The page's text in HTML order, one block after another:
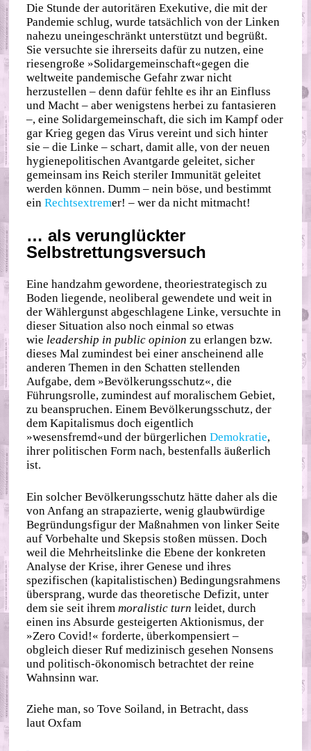
Die Stunde der autoritären Exekutive, die mit der
Pandemie schlug, wurde tatsächlich von der Linken
nahezu uneingeschränkt unterstützt und begrüßt.
Sie versuchte sie ihrerseits dafür zu nutzen, eine
riesengroße »Solidargemeinschaft«gegen die
weltweite pandemische Gefahr zwar nicht
herzustellen – denn dafür fehlte es ihr an Einfluss
und Macht – aber wenigstens herbei zu fantasieren
–, eine Solidargemeinschaft, die sich im Kampf oder
gar Krieg gegen das Virus vereint und sich hinter
sie – die Linke – schart, damit alle, von der neuen
hygienepolitischen Avantgarde geleitet, sicher
gemeinsam ins Reich steriler Immunität geleitet
werden können. Dumm ­– nein böse, und bestimmt
einRechtsextremer! – wer da nicht mitmacht!
… als verunglückter
Selbstrettungsversuch
Eine handzahm gewordene, theoriestrategisch zu
Boden liegende, neoliberal gewendete und weit in
der Wählergunst abgeschlagene Linke, versuchte in
dieser Situation also noch einmal so etwas
wie leadership in public opinion zu erlangen bzw.
dieses Mal zumindest bei einer anscheinend alle
anderen Themen in den Schatten stellenden
Aufgabe, dem »Bevölkerungsschutz«, die
Führungsrolle, zumindest auf moralischem Gebiet,
zu beanspruchen. Einem Bevölkerungsschutz, der
dem Kapitalismus doch eigentlich
»wesensfremd«und der bürgerlichenDemokratie,
ihrer politischen Form nach, bestenfalls äußerlich
ist.
Ein solcher Bevölkerungsschutz hätte daher als die
von Anfang an strapazierte, wenig glaubwürdige
Begründungsfigur der Maßnahmen von linker Seite
auf Vorbehalte und Skepsis stoßen müssen. Doch
weil die Mehrheitslinke die Ebene der konkreten
Analyse der Krise, ihrer Genese und ihres
spezifischen (kapitalistischen) Bedingungsrahmens
übersprang, wurde das theoretische Defizit, unter
dem sie seit ihremmoralistic turnleidet, durch
einen ins Absurde gesteigerten Aktionismus, der
»Zero Covid!« forderte, überkompensiert –
obgleich dieser Ruf medizinisch gesehen Nonsens
und politisch‐​ökonomisch betrachtet der reine
Wahnsinn war.
Ziehe man, so Tove Soiland, in Betracht, dass
laut Oxfam